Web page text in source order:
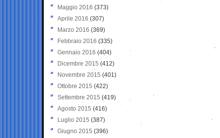
Maggio 2016 (373)
Aprile 2016 (307)
Marzo 2016 (369)
Febbraio 2016 (335)
Gennaio 2016 (404)
Dicembre 2015 (412)
Novembre 2015 (401)
Ottobre 2015 (422)
Settembre 2015 (419)
Agosto 2015 (416)
Luglio 2015 (387)
Giugno 2015 (396)